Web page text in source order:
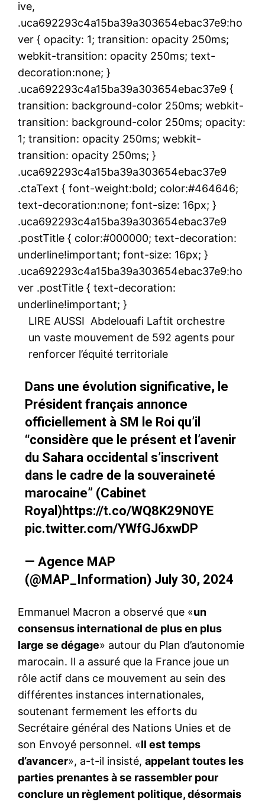
ive,
.uca692293c4a15ba39a303654ebac37e9:ho
ver { opacity: 1; transition: opacity 250ms;
webkit-transition: opacity 250ms; text-
decoration:none; }
.uca692293c4a15ba39a303654ebac37e9 {
transition: background-color 250ms; webkit-
transition: background-color 250ms; opacity:
1; transition: opacity 250ms; webkit-
transition: opacity 250ms; }
.uca692293c4a15ba39a303654ebac37e9
.ctaText { font-weight:bold; color:#464646;
text-decoration:none; font-size: 16px; }
.uca692293c4a15ba39a303654ebac37e9
.postTitle { color:#000000; text-decoration:
underline!important; font-size: 16px; }
.uca692293c4a15ba39a303654ebac37e9:ho
ver .postTitle { text-decoration:
underline!important; }
LIRE AUSSI Abdelouafi Laftit orchestre
un vaste mouvement de 592 agents pour
renforcer l’équité territoriale
Dans une évolution significative, le
Président français annonce
officiellement à SM le Roi qu’il
“considère que le présent et l’avenir
du Sahara occidental s’inscrivent
dans le cadre de la souveraineté
marocaine” (Cabinet
Royal) https://t.co/WQ8K29N0YE
pic.twitter.com/YWfGJ6xwDP
— Agence MAP
(@MAP_Information) July 30, 2024
Emmanuel Macron a observé que «un
consensus international de plus en plus
large se dégage» autour du Plan d’autonomie
marocain. Il a assuré que la France joue un
rôle actif dans ce mouvement au sein des
différentes instances internationales,
soutenant fermement les efforts du
Secrétaire général des Nations Unies et de
son Envoyé personnel. «Il est temps
d’avancer», a-t-il insisté, appelant toutes les
parties prenantes à se rassembler pour
conclure un règlement politique, désormais